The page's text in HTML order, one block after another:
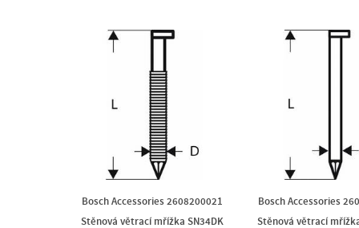
Bosch Accessories 2608200021
Stěnová větrací mřížka SN34DK
Bosch Accessories
Stěnová větrací